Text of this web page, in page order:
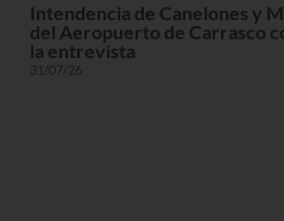
Intendencia de Canelones y
del Aeropuerto de Carrasco
la entrevista
31/07/26